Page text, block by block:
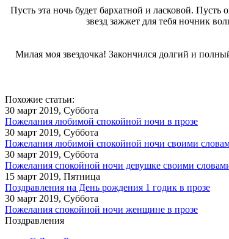
Пусть эта ночь будет бархатной и ласковой.
звезд зажжет для тебя ночник
Милая моя звездочка! Закончился долгий и
Похожие статьи:
30 март 2019, Суббота
Пожелания любимой спокойной ночи в прозе
30 март 2019, Суббота
Пожелания любимой спокойной ночи своими
30 март 2019, Суббота
Пожелания спокойной ночи девушке своими
15 март 2019, Пятница
Поздравления на День рождения 1 годик в прозе
30 март 2019, Суббота
Пожелания спокойной ночи женщине в прозе
Поздравления